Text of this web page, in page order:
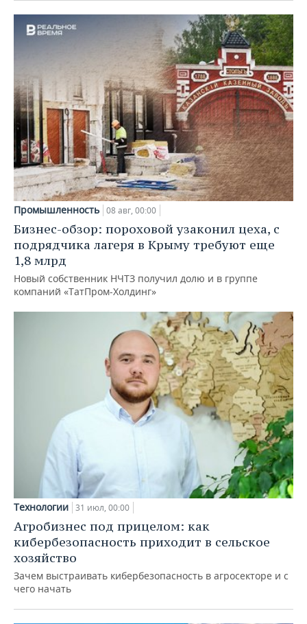
Промышленность 08 авг, 00:00
Бизнес-обзор: пороховой узаконил цеха, с
подрядчика лагеря в Крыму требуют еще
1,8 млрд
Новый собственник НЧТЗ получил долю и в группе
компаний «ТатПром-Холдинг»
Технологии 31 июл, 00:00
Агробизнес под прицелом: как
кибербезопасность приходит в сельское
хозяйство
Зачем выстраивать кибербезопасность в агросекторе и с
чего начать